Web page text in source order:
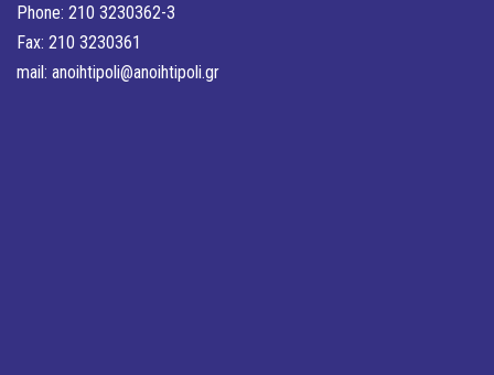
Phone: 210 3230362-3
Fax: 210 3230361
mail: anoihtipoli@anoihtipoli.gr